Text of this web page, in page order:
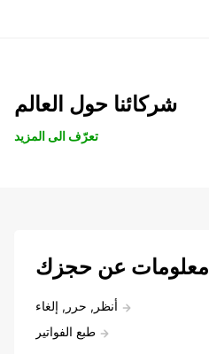
شركائنا حول العالم
تعرّف الى المزيد
معلومات عن حجزك
أنظر, حرر, إلغاء
طبع الفواتير